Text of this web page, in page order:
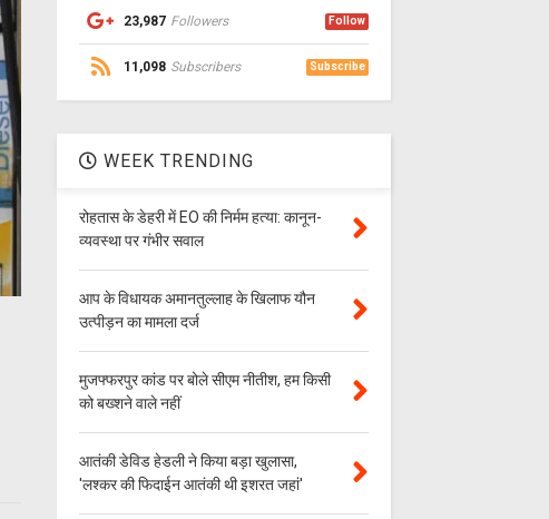
23,987 Followers Follow
11,098 Subscribers Subscribe
WEEK TRENDING
रोहतास के डेहरी में EO की निर्मम हत्या: कानून-
व्यवस्था पर गंभीर सवाल
आप के विधायक अमानतुल्लाह के खिलाफ यौन
उत्पीड़न का मामला दर्ज
मुजफ्फरपुर कांड पर बोले सीएम नीतीश, हम किसी
को बख्शने वाले नहीं
आतंकी डेविड हेडली ने किया बड़ा खुलासा,
'लश्‍कर की फिदाईन आतंकी थी इशरत जहां'